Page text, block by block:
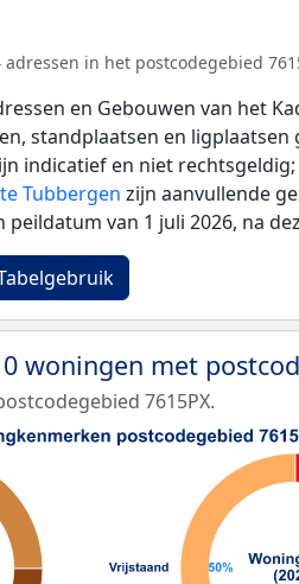
in het postcodegebied
en Gebouwen van het
standplaatsen en
indicatief en niet
Tubbergen zijn aanvullende
peildatum van 1 juli 2026, na
woningen met
7615PX.